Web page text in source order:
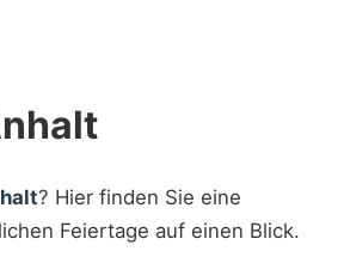
? Hier finden Sie eine
Feiertage auf einen Blick.